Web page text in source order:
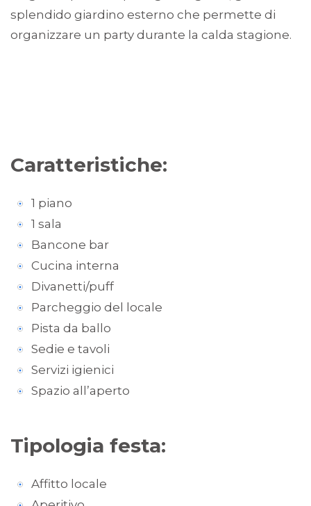
splendido giardino esterno che permette di
organizzare un party durante la calda stagione.
Caratteristiche:
1 piano
1 sala
Bancone bar
Cucina interna
Divanetti/puff
Parcheggio del locale
Pista da ballo
Sedie e tavoli
Servizi igienici
Spazio all’aperto
Tipologia festa:
Affitto locale